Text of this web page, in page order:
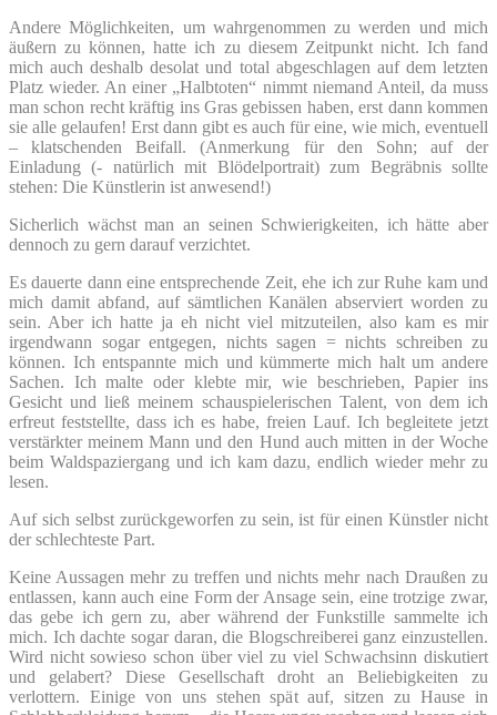
Andere Möglichkeiten, um wahrgenommen zu werden und mich
äußern zu können, hatte ich zu diesem Zeitpunkt nicht. Ich fand
mich auch deshalb desolat und total abgeschlagen auf dem letzten
Platz wieder. An einer „Halbtoten“ nimmt niemand Anteil, da muss
man schon recht kräftig ins Gras gebissen haben, erst dann kommen
sie alle gelaufen! Erst dann gibt es auch für eine, wie mich, eventuell
– klatschenden Beifall. (Anmerkung für den Sohn; auf der
Einladung (- natürlich mit Blödelportrait) zum Begräbnis sollte
stehen: Die Künstlerin ist anwesend!)
Sicherlich wächst man an seinen Schwierigkeiten, ich hätte aber
dennoch zu gern darauf verzichtet.
Es dauerte dann eine entsprechende Zeit, ehe ich zur Ruhe kam und
mich damit abfand, auf sämtlichen Kanälen abserviert worden zu
sein. Aber ich hatte ja eh nicht viel mitzuteilen, also kam es mir
irgendwann sogar entgegen, nichts sagen = nichts schreiben zu
können. Ich entspannte mich und kümmerte mich halt um andere
Sachen. Ich malte oder klebte mir, wie beschrieben, Papier ins
Gesicht und ließ meinem schauspielerischen Talent, von dem ich
erfreut feststellte, dass ich es habe, freien Lauf. Ich begleitete jetzt
verstärkter meinem Mann und den Hund auch mitten in der Woche
beim Waldspaziergang und ich kam dazu, endlich wieder mehr zu
lesen.
Auf sich selbst zurückgeworfen zu sein, ist für einen Künstler nicht
der schlechteste Part.
Keine Aussagen mehr zu treffen und nichts mehr nach Draußen zu
entlassen, kann auch eine Form der Ansage sein, eine trotzige zwar,
das gebe ich gern zu, aber während der Funkstille sammelte ich
mich. Ich dachte sogar daran, die Blogschreiberei ganz einzustellen.
Wird nicht sowieso schon über viel zu viel Schwachsinn diskutiert
und gelabert? Diese Gesellschaft droht an Beliebigkeiten zu
verlottern. Einige von uns stehen spät auf, sitzen zu Hause in